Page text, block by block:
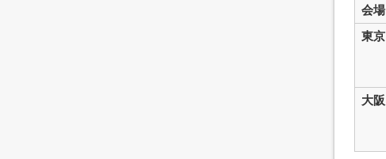
会場
東京
大阪